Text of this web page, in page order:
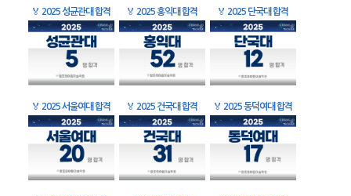
🏅 2025 성균관대 합격 🏅 2025 홍익대 합격 🏅 2025 단국대 합격
🏅 2025 서울여대 합격 🏅 2025 건국대 합격 🏅 2025 동덕여대 합격